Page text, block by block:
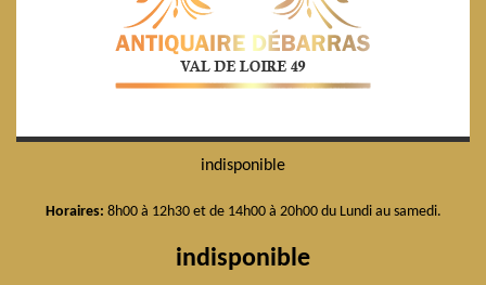
indisponible
Horaires: 8h00 à 12h30 et de 14h00 à 20h00 du Lundi au samedi.
indisponible